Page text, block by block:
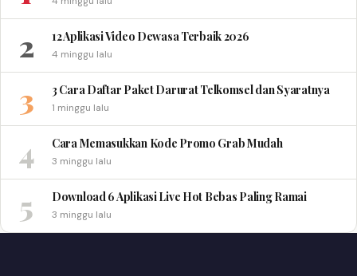
2 12 Aplikasi Video Dewasa Terbaik 2026
4 minggu lalu
3 3 Cara Daftar Paket Darurat Telkomsel dan Syaratnya
1 minggu lalu
4 Cara Memasukkan Kode Promo Grab Mudah
3 minggu lalu
5 Download 6 Aplikasi Live Hot Bebas Paling Ramai
3 minggu lalu